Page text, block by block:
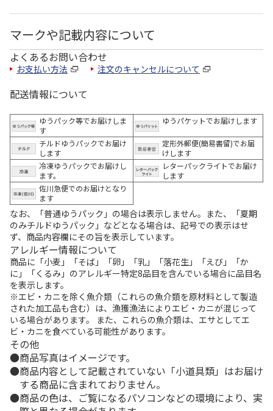
マークや記載内容について
よくあるお問い合わせ
お支払い方法 注文のキャンセルについて
配送情報について
ゆうパック等でお届けしま
す
ゆうパケットでお届けします
チルドゆうパックでお届け
します
定形外郵便(簡易書留)でお届
けします
冷凍ゆうパックでお届けし
ます。
レターパックライトでお届け
します
佐川急便でのお届けとなり
ます
なお、「普通ゆうパック」の場合は表示しません。また、「夏期
のみチルドゆうパック」などとなる場合は、記号での表示はせ
ず、商品内容欄にその旨を表示しています。
アレルギー情報について
商品に「小麦」「そば」「卵」「乳」「落花生」「えび」「か
に」「くるみ」のアレルギー特定8品目を含んでいる場合に品目名
を表示します。
※エビ・カニを除く魚介類（これらの魚介類を原材料として製造
された加工品も含む）は、漁獲漁法によりエビ・カニが混じって
いる場合があります。 また、これらの魚介類は、エサとしてエ
ビ・カニを食べている可能性があります。
その他
商品写真はイメージです。
商品内容として記載されていない「小道具類」はお届け
する商品に含まれておりません。
商品の色は、ご覧になるパソコンなどの環境により、実